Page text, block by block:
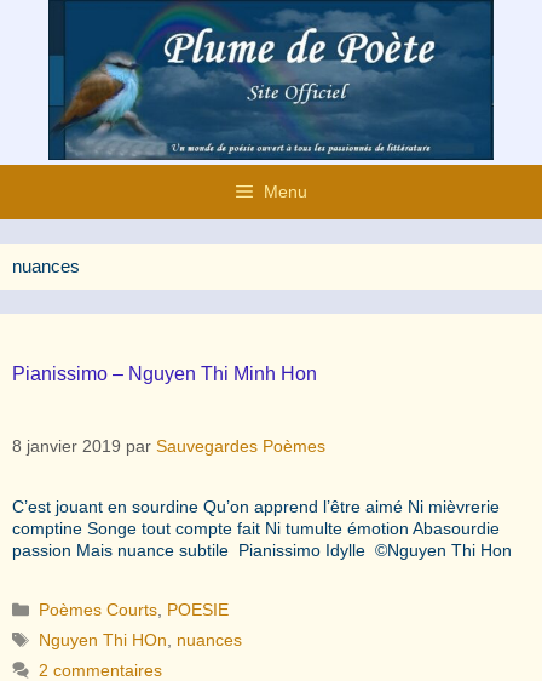
contenu
Menu
nuances
Pianissimo – Nguyen Thi Minh Hon
8 janvier 2019 par Sauvegardes Poèmes
C’est jouant en sourdine Qu’on apprend l’être aimé Ni mièvrerie
comptine Songe tout compte fait Ni tumulte émotion Abasourdie
passion Mais nuance subtile Pianissimo Idylle ©Nguyen Thi Hon
Catégories
Poèmes Courts POESIE
Étiquettes
Nguyen Thi HOn
nuances
2 commentaires